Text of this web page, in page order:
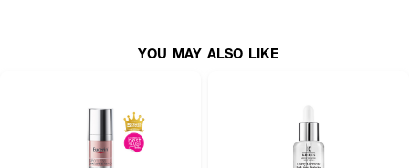
● ทาเซรั่มให้ทั่วใบหน้าและลำคอเป็นประจำทุกวัน
● ควรใช้เป็นประจำอย่างน้อยวันละ 2 ครั้ง (เช้าและก่อนนอน) หรือได้บ่อยตามที่
YOU MAY ALSO LIKE